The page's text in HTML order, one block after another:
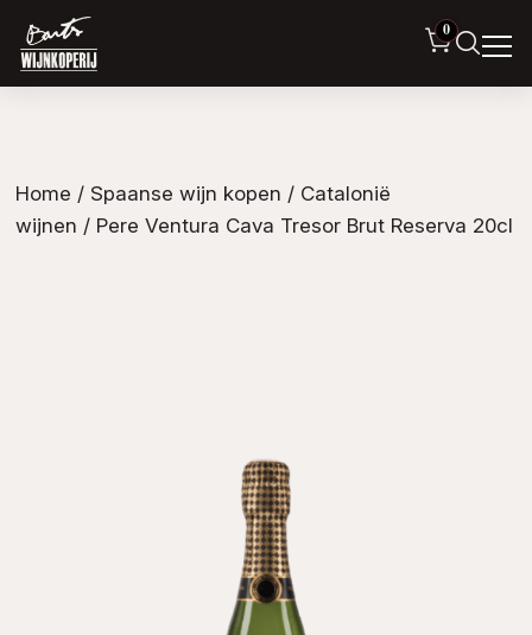
0
Home / Spaanse wijn kopen / Catalonië
wijnen / Pere Ventura Cava Tresor Brut Reserva 20cl